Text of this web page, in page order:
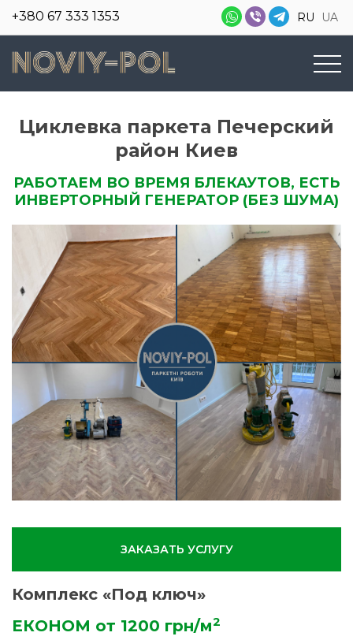
+380 67 333 1353 RU UA
Циклевка паркета Печерский
район Киев
РАБОТАЕМ ВО ВРЕМЯ БЛЕКАУТОВ, ЕСТЬ
ИНВЕРТОРНЫЙ ГЕНЕРАТОР (БЕЗ ШУМА)
ЗАКАЗАТЬ УСЛУГУ
Комплекс «Под ключ»
ЕКОНОМ от 1200 грн/м2